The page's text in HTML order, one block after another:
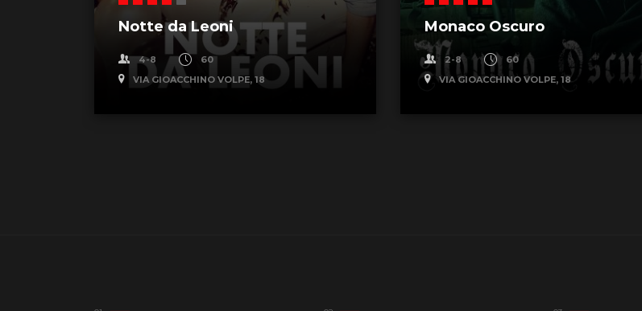
Notte da Leoni
4-8
60
VIA GIOACCHINO VOLPE, 18
Monaco Oscuro
2-8
60
VIA GIOACCHINO VOLPE, 18